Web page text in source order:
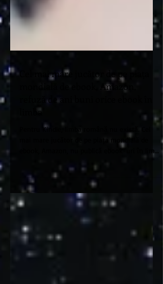
Cel mai mare jucător de pe piața
mondială de ebook, Amazon,
refuză de ani buni orice ebook în
Pentru Kindle, limba română nu există. Cel
mai mare jucător de pe piața mondială de
ebook, Amazon, nu publică ebook-uri în limba
română,...